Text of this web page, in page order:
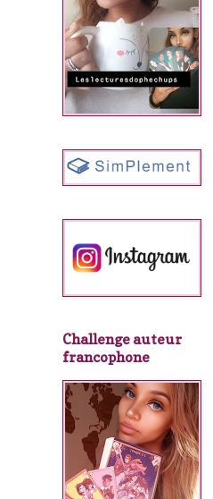
Challenge auteur
francophone